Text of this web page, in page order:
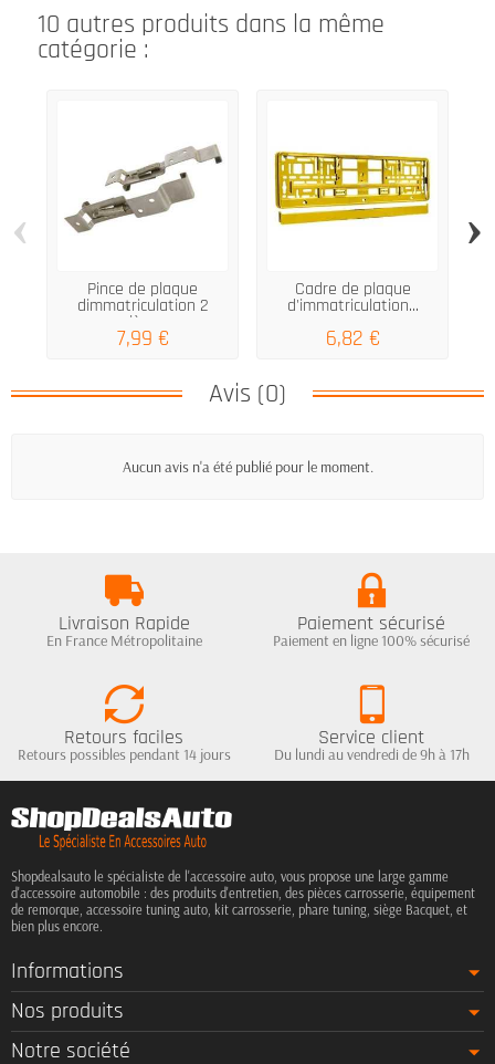
10 autres produits dans la même
catégorie :
Pince de plaque
dimmatriculation 2
pièces
7,99 €
Cadre de plaque
d'immatriculation...
6,82 €
‹ ›
Avis (0)
Aucun avis n'a été publié pour le moment.
Livraison Rapide
En France Métropolitaine
Paiement sécurisé
Paiement en ligne 100% sécurisé
Retours faciles
Retours possibles pendant 14 jours
Service client
Du lundi au vendredi de 9h à 17h
Shopdealsauto le spécialiste de l'accessoire auto, vous propose une large gamme
d'accessoire automobile : des produits d'entretien, des pièces carrosserie, équipement
de remorque, accessoire tuning auto, kit carrosserie, phare tuning, siège Bacquet, et
bien plus encore.
Informations
Nos produits
Notre société